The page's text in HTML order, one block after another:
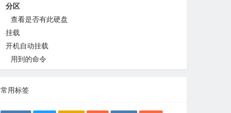
分区
查看是否有此硬盘
开始分区
挂载
开机自动挂载
用到的命令
查询磁盘UUID
用UUID的方式添加到挂载文件
常用标签